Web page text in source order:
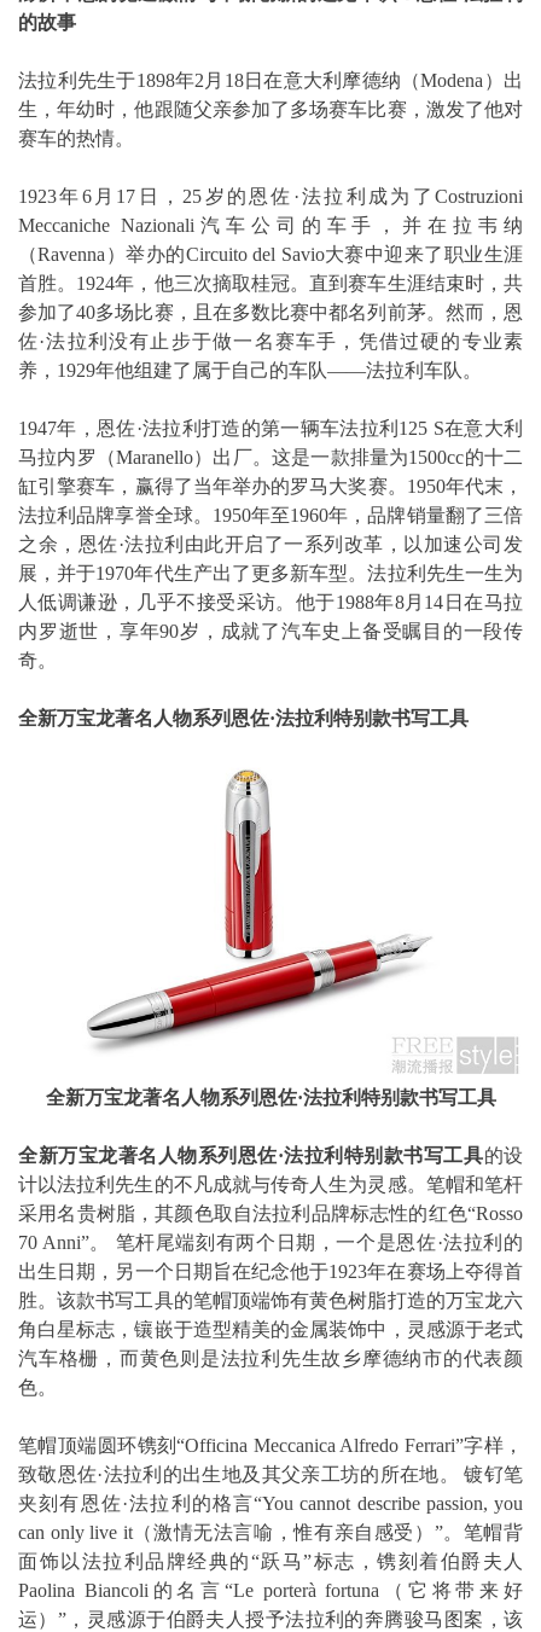
的故事
法拉利先生于1898年2月18日在意大利摩德纳（Modena）出
生，年幼时，他跟随父亲参加了多场赛车比赛，激发了他对
赛车的热情。
1923年6月17日，25岁的恩佐·法拉利成为了Costruzioni
Meccaniche Nazionali汽车公司的车手，并在拉韦纳
（Ravenna）举办的Circuito del Savio大赛中迎来了职业生涯
首胜。1924年，他三次摘取桂冠。直到赛车生涯结束时，共
参加了40多场比赛，且在多数比赛中都名列前茅。然而，恩
佐·法拉利没有止步于做一名赛车手，凭借过硬的专业素
养，1929年他组建了属于自己的车队——法拉利车队。
1947年，恩佐·法拉利打造的第一辆车法拉利125 S在意大利
马拉内罗（Maranello）出厂。这是一款排量为1500cc的十二
缸引擎赛车，赢得了当年举办的罗马大奖赛。1950年代末，
法拉利品牌享誉全球。1950年至1960年，品牌销量翻了三倍
之余，恩佐·法拉利由此开启了一系列改革，以加速公司发
展，并于1970年代生产出了更多新车型。法拉利先生一生为
人低调谦逊，几乎不接受采访。他于1988年8月14日在马拉
内罗逝世，享年90岁，成就了汽车史上备受瞩目的一段传
奇。
全新万宝龙著名人物系列恩佐·法拉利特别款书写工具
全新万宝龙著名人物系列恩佐·法拉利特别款书写工具
全新万宝龙著名人物系列恩佐·法拉利特别款书写工具的设
计以法拉利先生的不凡成就与传奇人生为灵感。笔帽和笔杆
采用名贵树脂，其颜色取自法拉利品牌标志性的红色“Rosso
70 Anni”。 笔杆尾端刻有两个日期，一个是恩佐·法拉利的
出生日期，另一个日期旨在纪念他于1923年在赛场上夺得首
胜。该款书写工具的笔帽顶端饰有黄色树脂打造的万宝龙六
角白星标志，镶嵌于造型精美的金属装饰中，灵感源于老式
汽车格栅，而黄色则是法拉利先生故乡摩德纳市的代表颜
色。
笔帽顶端圆环镌刻“Officina Meccanica Alfredo Ferrari”字样，
致敬恩佐·法拉利的出生地及其父亲工坊的所在地。 镀钌笔
夹刻有恩佐·法拉利的格言“You cannot describe passion, you
can only live it（激情无法言喻，惟有亲自感受）”。笔帽背
面饰以法拉利品牌经典的“跃马”标志，镌刻着伯爵夫人
Paolina Biancoli的名言“Le porterà fortuna（它将带来好
运）”，灵感源于伯爵夫人授予法拉利的奔腾骏马图案，该